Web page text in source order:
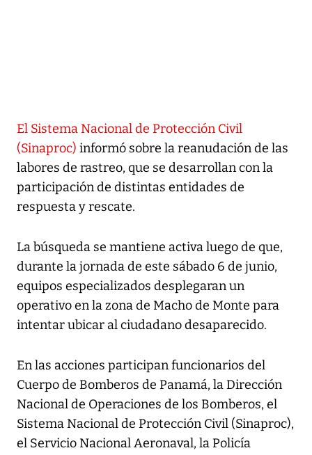
El Sistema Nacional de Protección Civil
(Sinaproc) informó sobre la reanudación de las
labores de rastreo, que se desarrollan con la
participación de distintas entidades de
respuesta y rescate.
La búsqueda se mantiene activa luego de que,
durante la jornada de este sábado 6 de junio,
equipos especializados desplegaran un
operativo en la zona de Macho de Monte para
intentar ubicar al ciudadano desaparecido.
En las acciones participan funcionarios del
Cuerpo de Bomberos de Panamá, la Dirección
Nacional de Operaciones de los Bomberos, el
Sistema Nacional de Protección Civil (Sinaproc),
el Servicio Nacional Aeronaval, la Policía